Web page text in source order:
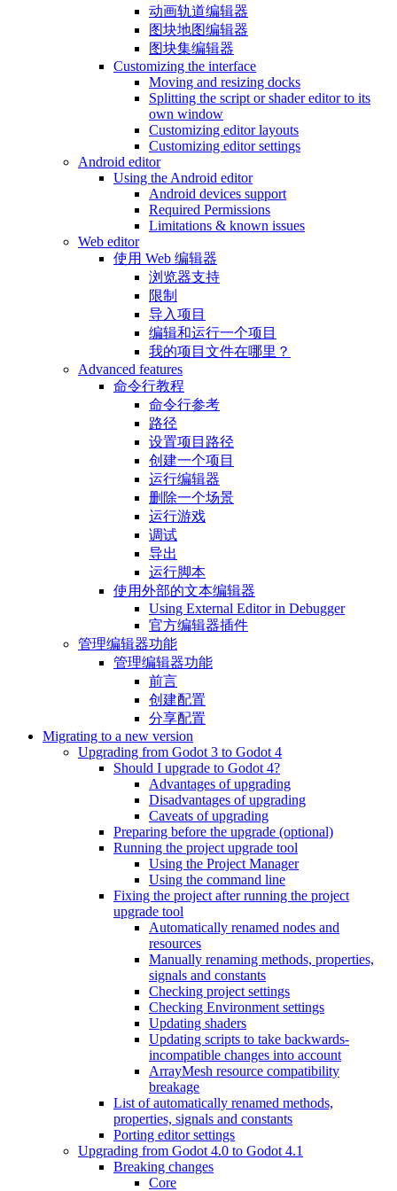
动画轨道编辑器
图块地图编辑器
图块集编辑器
Customizing the interface
Moving and resizing docks
Splitting the script or shader editor to its
own window
Customizing editor layouts
Customizing editor settings
Android editor
Using the Android editor
Android devices support
Required Permissions
Limitations & known issues
Web editor
使用 Web 编辑器
浏览器支持
限制
导入项目
编辑和运行一个项目
我的项目文件在哪里？
Advanced features
命令行教程
命令行参考
路径
设置项目路径
创建一个项目
运行编辑器
删除一个场景
运行游戏
调试
导出
运行脚本
使用外部的文本编辑器
Using External Editor in Debugger
官方编辑器插件
管理编辑器功能
管理编辑器功能
前言
创建配置
分享配置
Migrating to a new version
Upgrading from Godot 3 to Godot 4
Should I upgrade to Godot 4?
Advantages of upgrading
Disadvantages of upgrading
Caveats of upgrading
Preparing before the upgrade (optional)
Running the project upgrade tool
Using the Project Manager
Using the command line
Fixing the project after running the project
upgrade tool
Automatically renamed nodes and
resources
Manually renaming methods, properties,
signals and constants
Checking project settings
Checking Environment settings
Updating shaders
Updating scripts to take backwards-
incompatible changes into account
ArrayMesh resource compatibility
breakage
List of automatically renamed methods,
properties, signals and constants
Porting editor settings
Upgrading from Godot 4.0 to Godot 4.1
Breaking changes
Core